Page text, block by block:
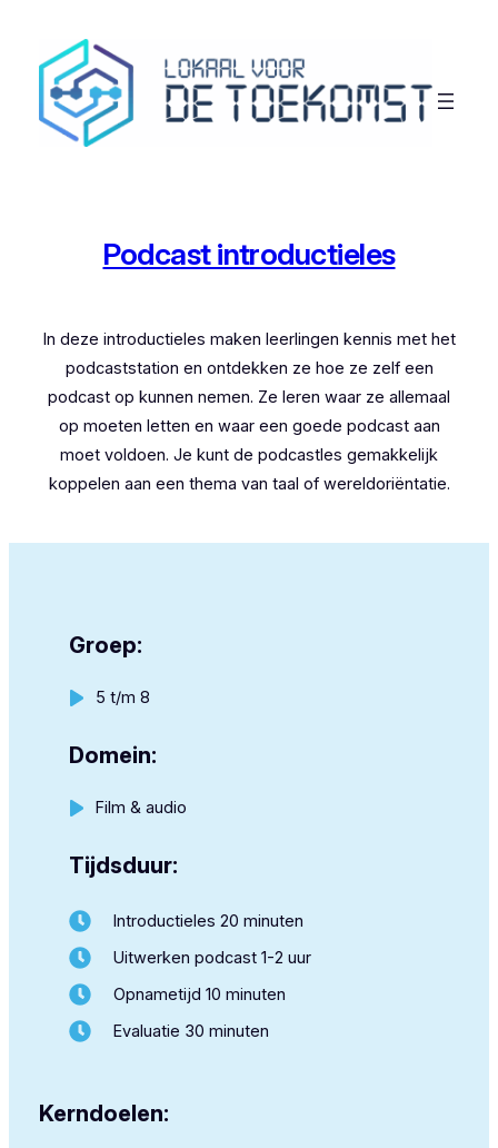
inhoud
Podcast introductieles
In deze introductieles maken leerlingen kennis met het
podcaststation en ontdekken ze hoe ze zelf een
podcast op kunnen nemen. Ze leren waar ze allemaal
op moeten letten en waar een goede podcast aan
moet voldoen. Je kunt de podcastles gemakkelijk
koppelen aan een thema van taal of wereldoriëntatie.
Groep:
5 t/m 8
Domein:
Film & audio
Tijdsduur:
Introductieles 20 minuten
Uitwerken podcast 1-2 uur
Opnametijd 10 minuten
Evaluatie 30 minuten
Kerndoelen: